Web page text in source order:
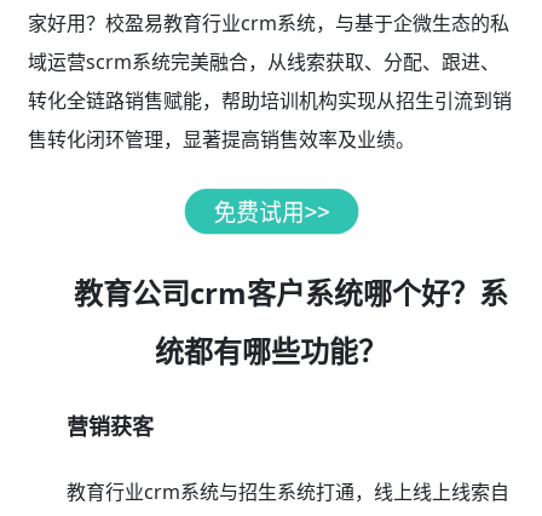
家好用？校盈易教育行业crm系统，与基于企微生态的私
域运营scrm系统完美融合，从线索获取、分配、跟进、
转化全链路销售赋能，帮助培训机构实现从招生引流到销
售转化闭环管理，显著提高销售效率及业绩。
教育公司crm客户系统哪个好？系
统都有哪些功能？
营销获客
教育行业crm系统与招生系统打通，线上线上线索自